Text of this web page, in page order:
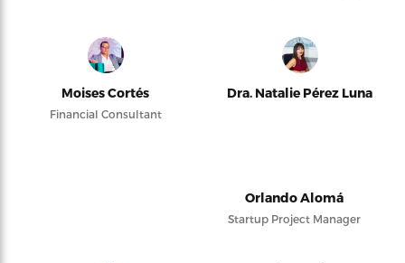
Moises Cortés
Financial Consultant
Dra. Natalie Pérez Luna
Orlando Alomá
Startup Project Manager